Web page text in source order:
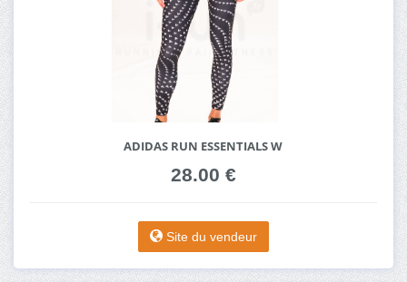
ADIDAS RUN ESSENTIALS W
28.00 €
Site du vendeur